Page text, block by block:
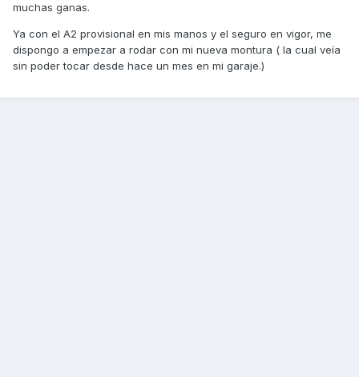
muchas ganas.
Ya con el A2 provisional en mis manos y el seguro en vigor, me
dispongo a empezar a rodar con mi nueva montura ( la cual veía
sin poder tocar desde hace un mes en mi garaje.)